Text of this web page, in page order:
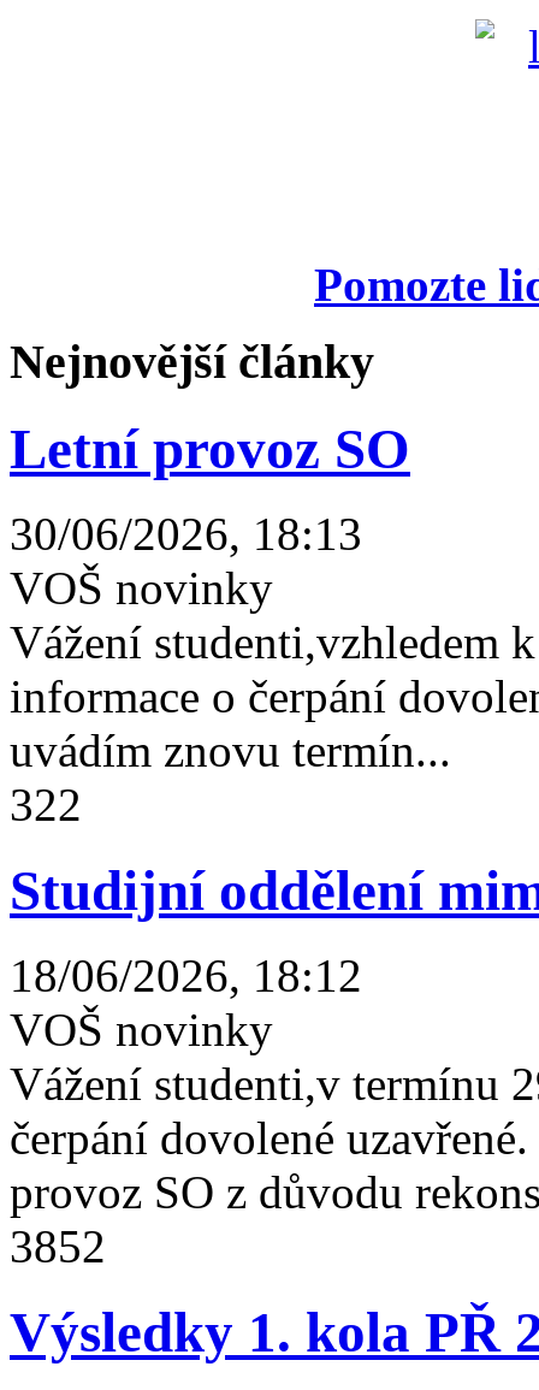
Pomozte
Nejnovější články
Letní provoz SO
30/06/2026, 18:13
VOŠ novinky
Vážení studenti,vzhledem
informace o čerpání
uvádím znovu termín...
322
Studijní oddělení
18/06/2026, 18:12
VOŠ novinky
Vážení studenti,v termínu
čerpání dovolené
provoz SO z důvodu
3852
Výsledky 1. kola PŘ